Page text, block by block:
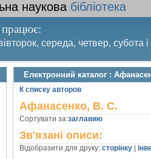
наукова бібліотека
працює:
середа, четвер, субота
– п’ятниця. Останній четвер
Електронний каталог :
К списку авторов
Афанасенко, В. С.
Сортувати за:заглавию
Зв'язані описи:
Відобразити для друку: сторінку